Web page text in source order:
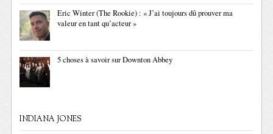
Eric Winter (The Rookie) : « J’ai toujours dû prouver ma
valeur en tant qu’acteur »
5 choses à savoir sur Downton Abbey
INDIANA JONES